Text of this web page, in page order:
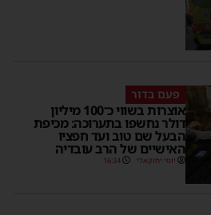
פעם בדור
אוצרות בשווי כ־100 מיליון
דולר נחשפו בתערוכה: מכיפת
הבעל שם טוב ועד חפציו
האישיים של הרב עובדיה
יוסי יחזקאלי 16:34